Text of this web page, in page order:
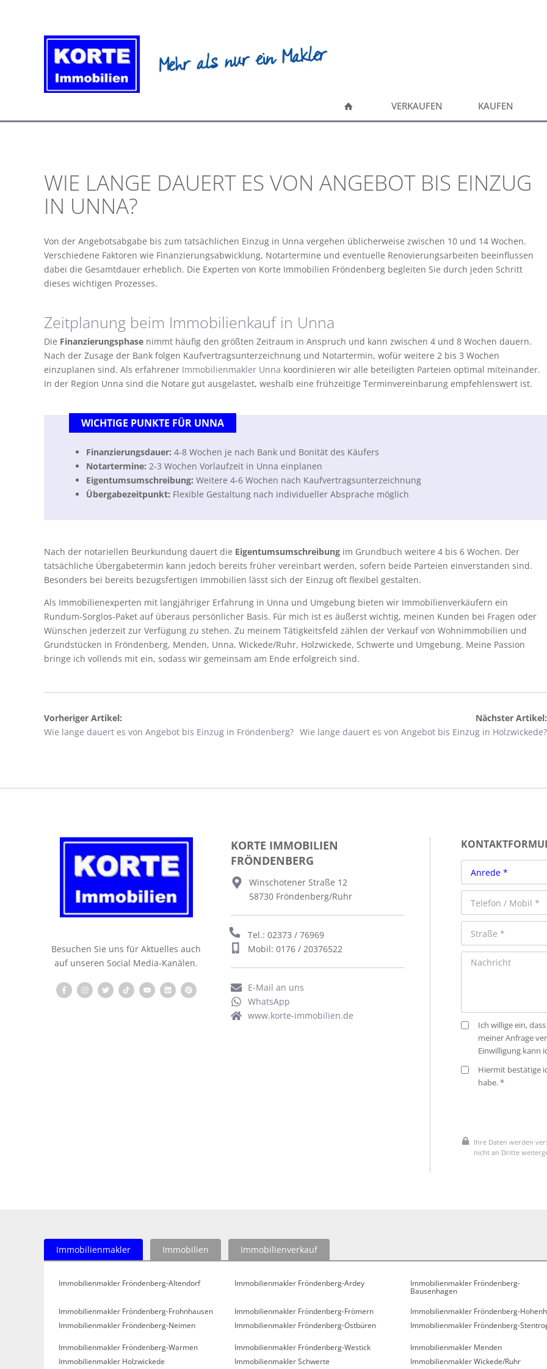
VERKAUFEN KAUFEN
WIE LANGE DAUERT ES VON ANGEBOT BIS EINZUG
IN UNNA?
Von der Angebotsabgabe bis zum tatsächlichen Einzug in Unna vergehen üblicherweise zwischen 10 und 14 Wochen.
Verschiedene Faktoren wie Finanzierungsabwicklung, Notartermine und eventuelle Renovierungsarbeiten beeinflussen
dabei die Gesamtdauer erheblich. Die Experten von Korte Immobilien Fröndenberg begleiten Sie durch jeden Schritt
dieses wichtigen Prozesses.
Zeitplanung beim Immobilienkauf in Unna
Die Finanzierungsphase nimmt häufig den größten Zeitraum in Anspruch und kann zwischen 4 und 8 Wochen dauern.
Nach der Zusage der Bank folgen Kaufvertragsunterzeichnung und Notartermin, wofür weitere 2 bis 3 Wochen
einzuplanen sind. Als erfahrener Immobilienmakler Unna koordinieren wir alle beteiligten Parteien optimal miteinander.
In der Region Unna sind die Notare gut ausgelastet, weshalb eine frühzeitige Terminvereinbarung empfehlenswert ist.
WICHTIGE PUNKTE FÜR UNNA
Finanzierungsdauer: 4-8 Wochen je nach Bank und Bonität des Käufers
Notartermine: 2-3 Wochen Vorlaufzeit in Unna einplanen
Eigentumsumschreibung: Weitere 4-6 Wochen nach Kaufvertragsunterzeichnung
Übergabezeitpunkt: Flexible Gestaltung nach individueller Absprache möglich
Nach der notariellen Beurkundung dauert die Eigentumsumschreibung im Grundbuch weitere 4 bis 6 Wochen. Der
tatsächliche Übergabetermin kann jedoch bereits früher vereinbart werden, sofern beide Parteien einverstanden sind.
Besonders bei bereits bezugsfertigen Immobilien lässt sich der Einzug oft flexibel gestalten.
Als Immobilienexperten mit langjähriger Erfahrung in Unna und Umgebung bieten wir Immobilienverkäufern ein
Rundum-Sorglos-Paket auf überaus persönlicher Basis. Für mich ist es äußerst wichtig, meinen Kunden bei Fragen oder
Wünschen jederzeit zur Verfügung zu stehen. Zu meinem Tätigkeitsfeld zählen der Verkauf von Wohnimmobilien und
Grundstücken in Fröndenberg, Menden, Unna, Wickede/Ruhr, Holzwickede, Schwerte und Umgebung. Meine Passion
bringe ich vollends mit ein, sodass wir gemeinsam am Ende erfolgreich sind.
Vorheriger Artikel:
Wie lange dauert es von Angebot bis Einzug in Fröndenberg?
Nächster Artikel:
Wie lange dauert es von Angebot bis Einzug in Holzwickede?
Besuchen Sie uns für Aktuelles auch
auf unseren Social Media-Kanälen.
KORTE IMMOBILIEN
FRÖNDENBERG
Winschotener Straße 12
58730 Fröndenberg/Ruhr
Tel.: 02373 / 76969
Mobil: 0176 / 20376522
E-Mail an uns
WhatsApp
www.korte-immobilien.de
Ich willige ein,
meiner Anfrage
Einwilligung kann
Hiermit bestätige
habe. *
Ihre Daten werden
nicht an Dritte
Immobilienmakler Immobilien Immobilienverkauf
Immobilienmakler Fröndenberg-Altendorf Immobilienmakler Fröndenberg-Ardey
Immobilienmakler Fröndenberg-
Bausenhagen
Immobilienmakler Fröndenberg-Frohnhausen
Immobilienmakler Fröndenberg-Frömern Immobilienmakler Fröndenberg-
Immobilienmakler Fröndenberg-Neimen
Immobilienmakler Fröndenberg-Ostbüren Immobilienmakler Fröndenberg-
Immobilienmakler Fröndenberg-Warmen
Immobilienmakler Fröndenberg-Westick Immobilienmakler Menden
Immobilienmakler Holzwickede
Immobilienmakler Schwerte Immobilienmakler Wickede/Ruhr